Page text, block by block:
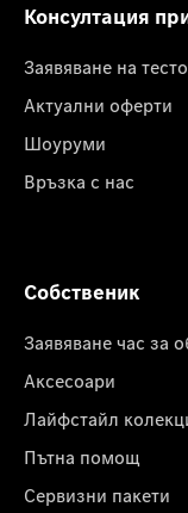
Консултация
Заявяване на
Актуални оферти
Шоуруми
Връзка с нас
Собственик
Заявяване час за
Аксесоари
Лайфстайл
Пътна помощ
Сервизни пакети